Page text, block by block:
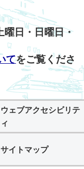
曜日・日曜日・
てをご覧くださ
ウェブアクセシビリテ
ィ
サイトマップ